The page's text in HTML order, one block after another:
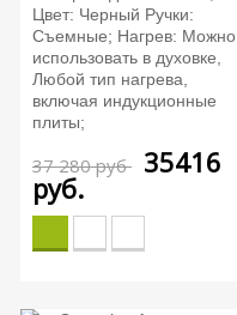
Цвет: Черный Ручки:
Съемные; Нагрев: Можно
использовать в духовке,
Любой тип нагрева,
включая индукционные
плиты;
37 280 руб 35416
руб.